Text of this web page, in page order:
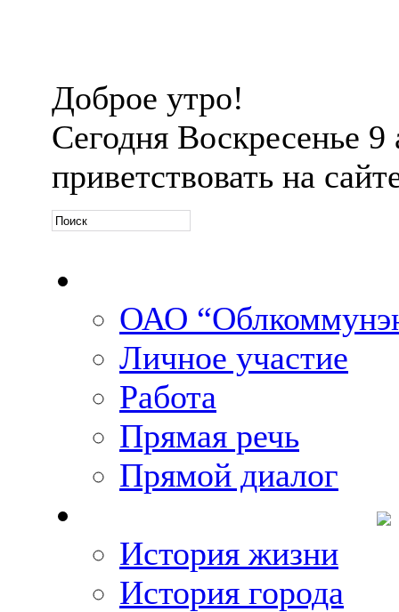
Доброе утро!
Сегодня Воскресенье 9
приветствовать на
ОАО
Личное участие
Работа
Прямая речь
Прямой диалог
История жизни
История города